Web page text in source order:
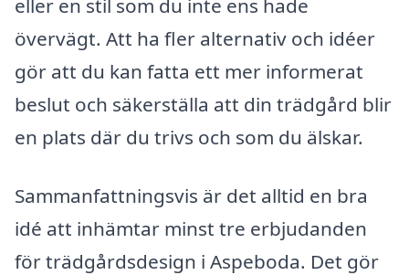
eller en stil som du inte ens hade
övervägt. Att ha fler alternativ och idéer
gör att du kan fatta ett mer informerat
beslut och säkerställa att din trädgård blir
en plats där du trivs och som du älskar.
Sammanfattningsvis är det alltid en bra
idé att inhämtar minst tre erbjudanden
för trädgårdsdesign i Aspeboda. Det gör